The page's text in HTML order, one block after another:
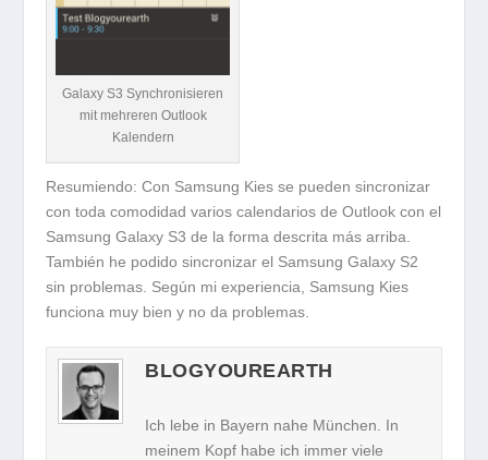
Galaxy S3 Synchronisieren
mit mehreren Outlook
Kalendern
Resumiendo: Con Samsung Kies se pueden sincronizar
con toda comodidad varios calendarios de Outlook con el
Samsung Galaxy S3 de la forma descrita más arriba.
También he podido sincronizar el Samsung Galaxy S2
sin problemas. Según mi experiencia, Samsung Kies
funciona muy bien y no da problemas.
BLOGYOUREARTH
Ich lebe in Bayern nahe München. In
meinem Kopf habe ich immer viele